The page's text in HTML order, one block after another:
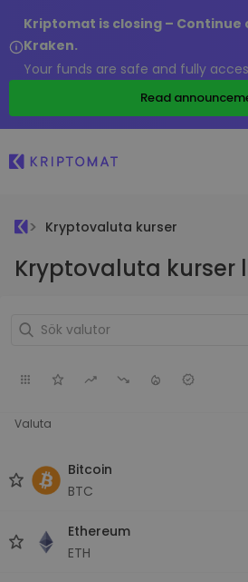
Kriptomat is closing –
Kraken.
Your funds are safe and fully
Read
Kryptovaluta kurser
Kryptovaluta kurser
Valuta
Bitcoin
BTC
Ethereum
ETH